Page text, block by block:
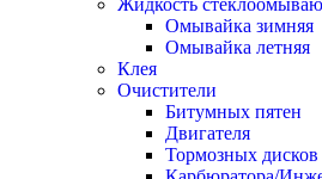
Жидкость
Омывайка зимняя
Омывайка летняя
Клея
Очистители
Битумных пятен
Двигателя
Тормозных дисков